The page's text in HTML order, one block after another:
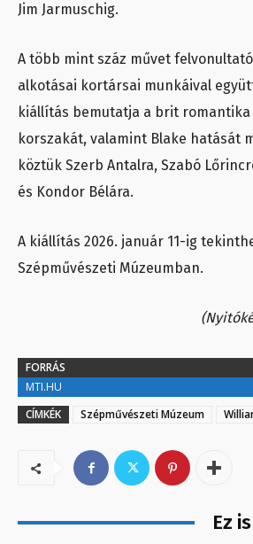
Jim Jarmuschig.
A több mint száz művet
alkotásai kortársai munkáival
kiállítás bemutatja a brit romantika
korszakát, valamint Blake hatását
köztük Szerb Antalra, Szabó
és Kondor Bélára.
A kiállítás 2026. január 11-ig
Szépművészeti Múzeumban.
FORRÁS
MTI.HU
CÍMKÉK
Szépművészeti Múzeum
Ez